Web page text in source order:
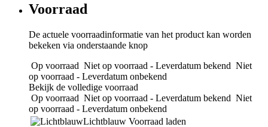
Voorraad
De actuele voorraadinformatie van het product kan worden
bekeken via onderstaande knop
Op voorraad Niet op voorraad - Leverdatum bekend Niet
op voorraad - Leverdatum onbekend
Bekijk de volledige voorraad
Op voorraad Niet op voorraad - Leverdatum bekend Niet
op voorraad - Leverdatum onbekend
Lichtblauw Voorraad laden